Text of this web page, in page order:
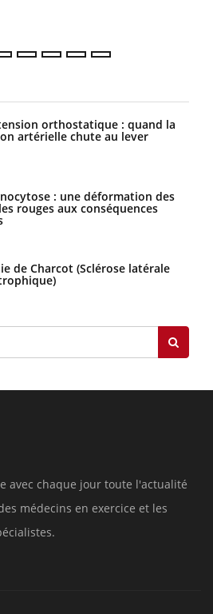
orthostatique : quand la
artérielle chute au lever
: une déformation des
rouges aux conséquences
de Charcot (Sclérose latérale
avec chaque jour toute l'actualité
médecins en exercice et les